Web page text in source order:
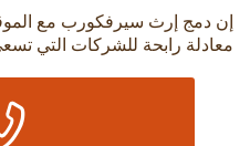
إن دمج إرث سيرفكورب مع
معادلة رابحة للشركات التي